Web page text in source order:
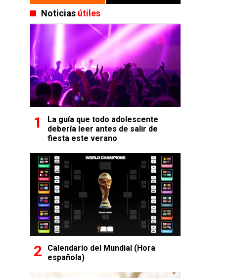
Noticias útiles
La guía que todo adolescente
debería leer antes de salir de
fiesta este verano
Calendario del Mundial (Hora
española)